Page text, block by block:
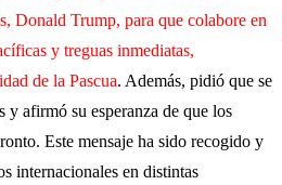
Donald Trump, para que colabore en
y treguas inmediatas,
de la Pascua. Además, pidió que se
y afirmó su esperanza de que los
Este mensaje ha sido recogido y
internacionales en distintas